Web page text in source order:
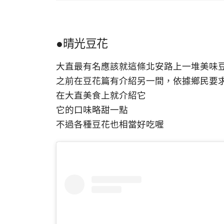
●晴光豆花
大直最有名應該就這條北安路上一堆美味
之前在豆花篇有介紹另一間，依據鄉民要
在大直美食上就介紹它
它的口味略甜一點
不過各種豆花也相當好吃喔